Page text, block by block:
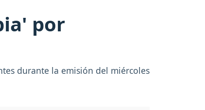
por
durante la emisión del miércoles